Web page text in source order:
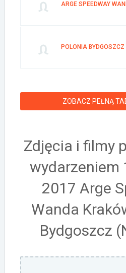
POLONIA BYDGOSZCZ
ZOBACZ PEŁNĄ
Zdjęcia i filmy
wydarzeniem
2017 Arge
Wanda
Bydgoszcz